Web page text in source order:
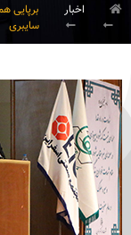
اخبار
برپایی
سایبری